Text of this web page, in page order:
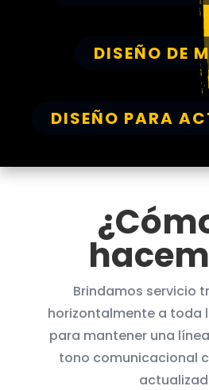
DISEÑO DE
DISEÑO PARA
Brindamos servicio
horizontalmente a toda
para mantener una
tono comunicacional